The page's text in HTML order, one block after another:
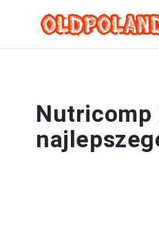
Nutricomp